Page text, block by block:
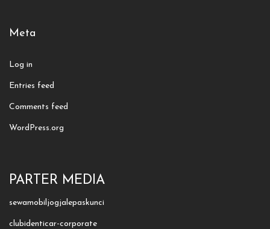
Meta
Log in
Entries feed
Comments feed
WordPress.org
PARTER MEDIA
sewamobiljogjalepaskunci
clubidenticar-corporate